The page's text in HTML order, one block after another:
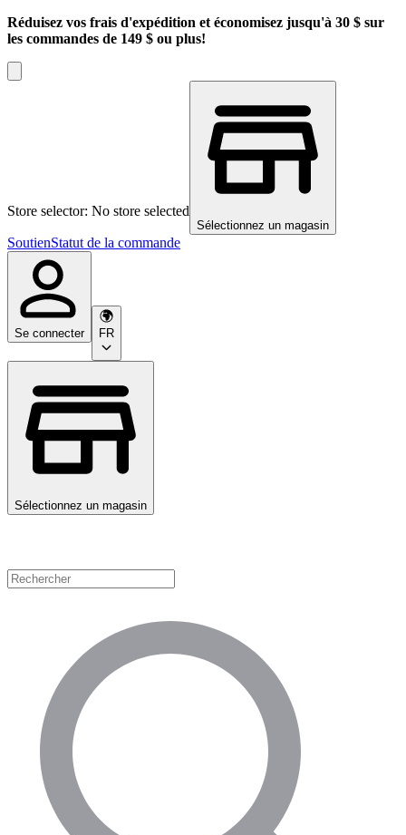
Réduisez vos frais d'expédition et économisez jusqu'à 30 $ sur
les commandes de 149 $ ou plus!
Store selector: No store selected
Sélectionnez un magasin
SoutienStatut de la commande
Se connecter FR
Sélectionnez un magasin